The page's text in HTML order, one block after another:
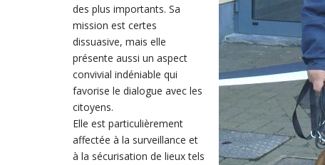
des plus importants. Sa
mission est certes
dissuasive, mais elle
présente aussi un aspect
convivial indéniable qui
favorise le dialogue avec les
citoyens.
Elle est particulièrement
affectée à la surveillance et
à la sécurisation de lieux tels